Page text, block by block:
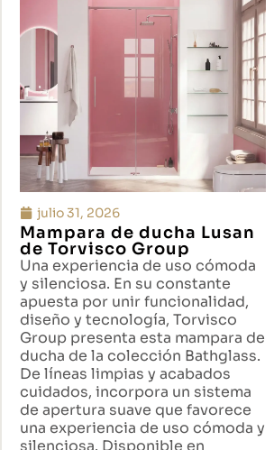
julio 31, 2026
Mampara de ducha Lusan
de Torvisco Group
Una experiencia de uso cómoda
y silenciosa. En su constante
apuesta por unir funcionalidad,
diseño y tecnología, Torvisco
Group presenta esta mampara de
ducha de la colección Bathglass.
De líneas limpias y acabados
cuidados, incorpora un sistema
de apertura suave que favorece
una experiencia de uso cómoda y